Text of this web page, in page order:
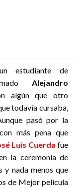
estudiante de
Alejandro
algún que otro
todavía cursaba,
pasó por la
más pena que
Luis Cuerda fue
la ceremonia de
y nada menos que
de Mejor película